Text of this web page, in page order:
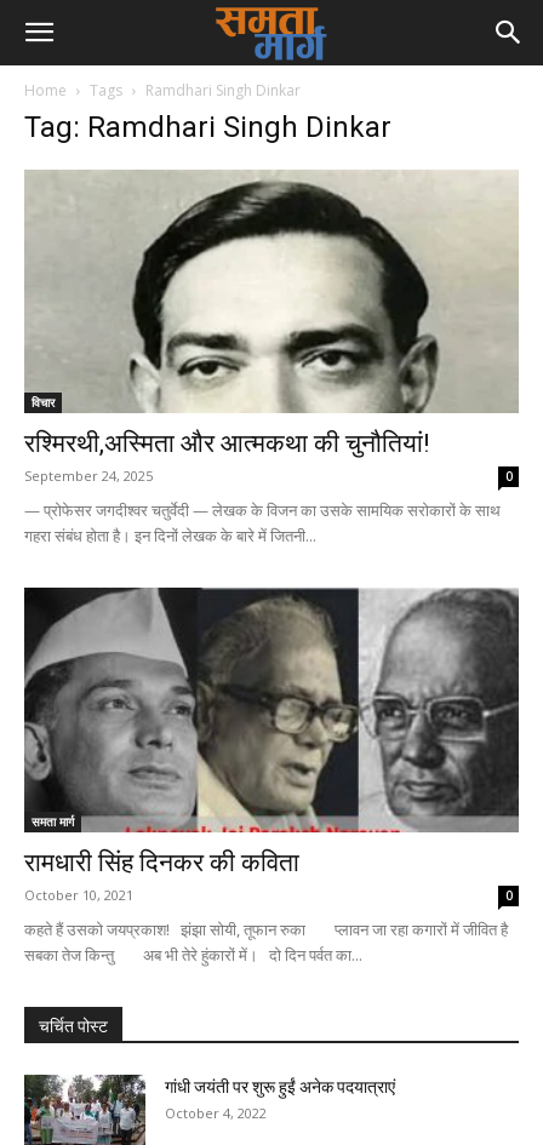
Home Tags Ramdhari Singh Dinkar
Tag: Ramdhari Singh Dinkar
विचार
रश्मिरथी,अस्मिता और आत्मकथा की चुनौतियां!
September 24, 2025 0
— प्रोफेसर जगदीश्वर चतुर्वेदी — लेखक के विजन का उसके सामयिक सरोकारों के साथ
गहरा संबंध होता है। इन दिनों लेखक के बारे में जितनी...
समता मार्ग
रामधारी सिंह दिनकर की कविता
October 10, 2021 0
कहते हैं उसको जयप्रकाश! झंझा सोयी, तूफान रुका प्लावन जा रहा कगारों में जीवित है
सबका तेज किन्तु अब भी तेरे हुंकारों में। दो दिन पर्वत का...
चर्चित पोस्ट
गांधी जयंती पर शुरू हुईं अनेक पदयात्राएं
October 4, 2022